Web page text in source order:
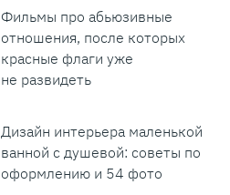
Фильмы про абьюзивные
отношения, после которых
красные флаги уже
не развидеть
Дизайн интерьера маленькой
ванной с душевой: советы по
оформлению и 54 фото